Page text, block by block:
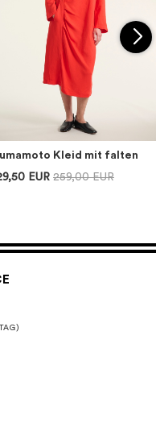
Kleid mit falten
EUR 259,00 EUR